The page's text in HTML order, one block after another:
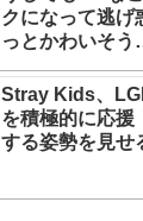
クになって逃げ
っとかわいそ
ァンメロメロ
Stray Kids、
を積極的に応援
する姿勢を見せ